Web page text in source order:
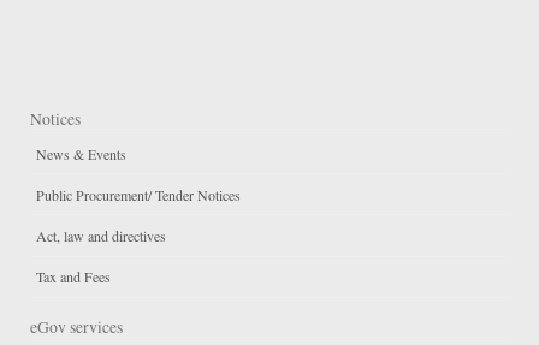
Notices
News & Events
Public Procurement/ Tender Notices
Act, law and directives
Tax and Fees
eGov services